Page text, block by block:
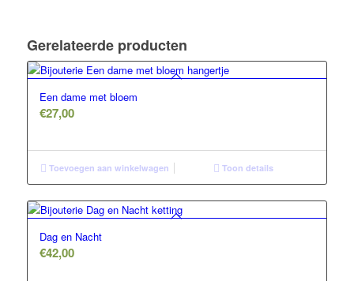
Gerelateerde producten
Een dame met bloem
€27,00
Toevoegen aan winkelwagen Toon details
Dag en Nacht
€42,00